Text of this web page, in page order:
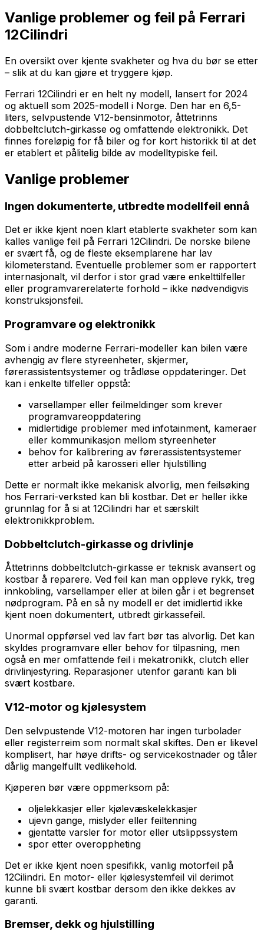
Vanlige problemer og feil på Ferrari
12Cilindri
En oversikt over kjente svakheter og hva du bør se etter
– slik at du kan gjøre et tryggere kjøp.
Ferrari 12Cilindri er en helt ny modell, lansert for 2024
og aktuell som 2025-modell i Norge. Den har en 6,5-
liters, selvpustende V12-bensinmotor, åttetrinns
dobbeltclutch-girkasse og omfattende elektronikk. Det
finnes foreløpig for få biler og for kort historikk til at det
er etablert et pålitelig bilde av modelltypiske feil.
Vanlige problemer
Ingen dokumenterte, utbredte modellfeil ennå
Det er ikke kjent noen klart etablerte svakheter som kan
kalles vanlige feil på Ferrari 12Cilindri. De norske bilene
er svært få, og de fleste eksemplarene har lav
kilometerstand. Eventuelle problemer som er rapportert
internasjonalt, vil derfor i stor grad være enkelttilfeller
eller programvarerelaterte forhold – ikke nødvendigvis
konstruksjonsfeil.
Programvare og elektronikk
Som i andre moderne Ferrari-modeller kan bilen være
avhengig av flere styreenheter, skjermer,
førerassistentsystemer og trådløse oppdateringer. Det
kan i enkelte tilfeller oppstå:
varsellamper eller feilmeldinger som krever
programvareoppdatering
midlertidige problemer med infotainment, kameraer
eller kommunikasjon mellom styreenheter
behov for kalibrering av førerassistentsystemer
etter arbeid på karosseri eller hjulstilling
Dette er normalt ikke mekanisk alvorlig, men feilsøking
hos Ferrari-verksted kan bli kostbar. Det er heller ikke
grunnlag for å si at 12Cilindri har et særskilt
elektronikkproblem.
Dobbeltclutch-girkasse og drivlinje
Åttetrinns dobbeltclutch-girkasse er teknisk avansert og
kostbar å reparere. Ved feil kan man oppleve rykk, treg
innkobling, varsellamper eller at bilen går i et begrenset
nødprogram. På en så ny modell er det imidlertid ikke
kjent noen dokumentert, utbredt girkassefeil.
Unormal oppførsel ved lav fart bør tas alvorlig. Det kan
skyldes programvare eller behov for tilpasning, men
også en mer omfattende feil i mekatronikk, clutch eller
drivlinjestyring. Reparasjoner utenfor garanti kan bli
svært kostbare.
V12-motor og kjølesystem
Den selvpustende V12-motoren har ingen turbolader
eller registerreim som normalt skal skiftes. Den er likevel
komplisert, har høye drifts- og servicekostnader og tåler
dårlig mangelfullt vedlikehold.
Kjøperen bør være oppmerksom på:
oljelekkasjer eller kjølevæskelekkasjer
ujevn gange, mislyder eller feiltenning
gjentatte varsler for motor eller utslippssystem
spor etter overoppheting
Det er ikke kjent noen spesifikk, vanlig motorfeil på
12Cilindri. En motor- eller kjølesystemfeil vil derimot
kunne bli svært kostbar dersom den ikke dekkes av
garanti.
Bremser, dekk og hjulstilling